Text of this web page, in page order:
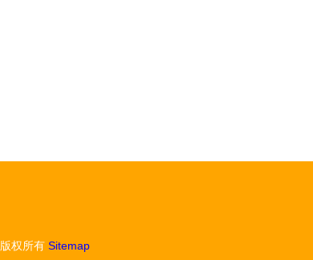
版权所有 Sitemap